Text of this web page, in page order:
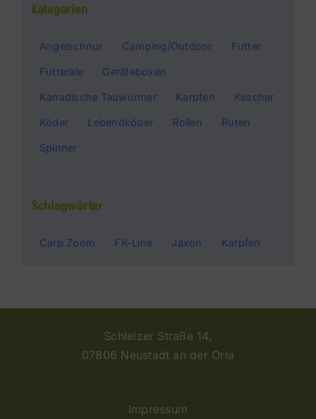
Kategorien
Angelschnur Camping/Outdoor Futter
Futterale Geräteboxen
Kanadische Tauwürmer Karpfen Kescher
Köder Lebendköder Rollen Ruten
Spinner
Schlagwörter
Carp Zoom FK-Line Jaxon Karpfen
Schleizer Straße 14,
07806 Neustadt an der Orla
Impressum